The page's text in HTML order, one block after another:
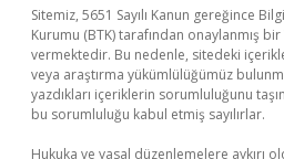
Sitemiz, 5651 Sayılı Kanun gereğince
Kurumu (BTK) tarafından onaylanmış
vermektedir. Bu nedenle, sitedeki
veya araştırma yükümlülüğümüz
yazdıkları içeriklerin sorumluluğunu
bu sorumluluğu kabul etmiş sayılırlar.
Hukuka ve yasal düzenlemelere aykırı